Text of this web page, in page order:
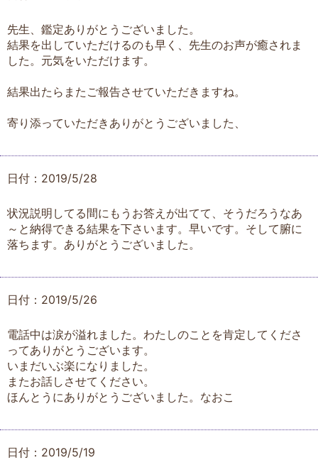
先生、鑑定ありがとうございました。
結果を出していただけるのも早く、先生のお声が癒されま
した。元気をいただけます。
結果出たらまたご報告させていただきますね。
寄り添っていただきありがとうございました、
日付：2019/5/28
状況説明してる間にもうお答えが出てて、そうだろうなあ
～と納得できる結果を下さいます。早いです。そして腑に
落ちます。ありがとうございました。
日付：2019/5/26
電話中は涙が溢れました。わたしのことを肯定してくださ
ってありがとうございます。
いまだいぶ楽になりました。
またお話しさせてください。
ほんとうにありがとうございました。なおこ
日付：2019/5/19